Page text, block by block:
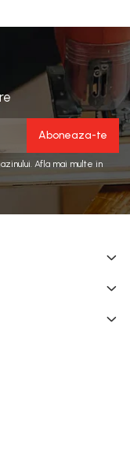
Afla mai multe in